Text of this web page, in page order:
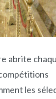
abrite
les